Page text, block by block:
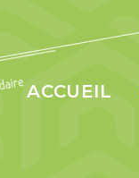
ACCUEIL